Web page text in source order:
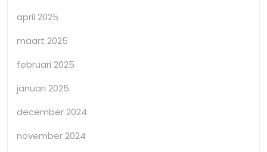
april 2025
maart 2025
februari 2025
januari 2025
december 2024
november 2024